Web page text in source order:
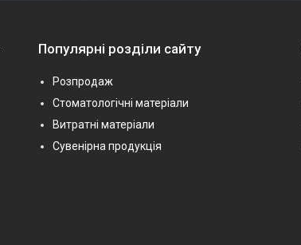
Популярні розділи сайту
Розпродаж
Стоматологічні матеріали
Витратні матеріали
Сувенірна продукція